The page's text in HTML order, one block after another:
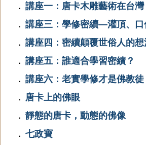
． 講座一：唐卡木雕藝術在台灣
． 講座三：學修密續—灌頂、口
． 講座四：密續顛覆世俗人的想
． 講座五：誰適合學習密續？
． 講座六：老實學修才是佛教徒
． 唐卡上的佛眼
． 靜態的唐卡，動態的佛像
． 七政寶